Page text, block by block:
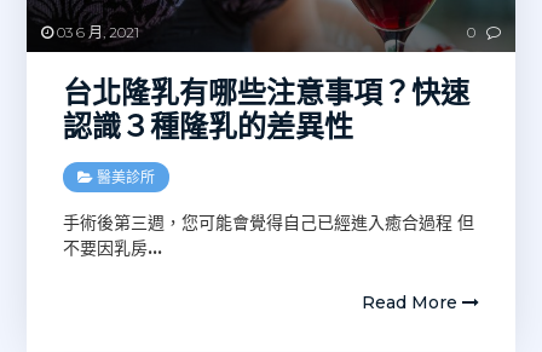
03 6 月, 2021 0
台北隆乳有哪些注意事項？快速
認識３種隆乳的差異性
醫美診所
手術後第三週，您可能會覺得自己已經進入癒合過程 但
不要因乳房…
Read More